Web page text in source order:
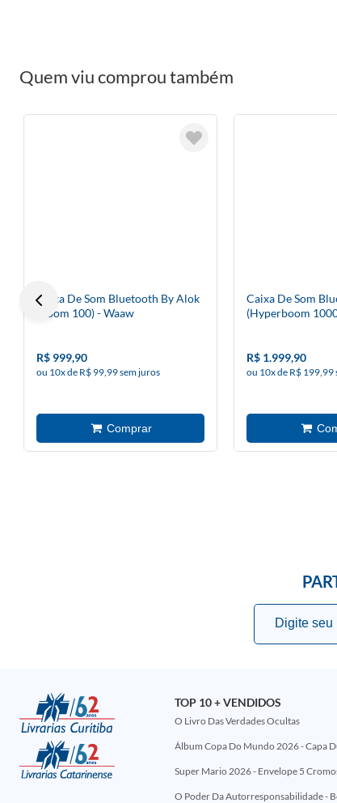
Quem viu comprou também
Caixa De Som Bluetooth By Alok
(Boom 100) - Waaw
R$ 999,90
ou 10x de R$ 99,99 sem juros
Caixa De Som
(Hyperboom
R$ 1.999,90
ou 10x de R$ 199,99
TOP 10 + VENDIDOS
O Livro Das Verdades Ocultas
Álbum Copa Do Mundo 2026 - Capa
Super Mario 2026 - Envelope 5
O Poder Da Autorresponsabilidade -